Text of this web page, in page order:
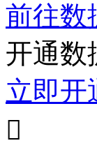
前往数
开通数
立即开
